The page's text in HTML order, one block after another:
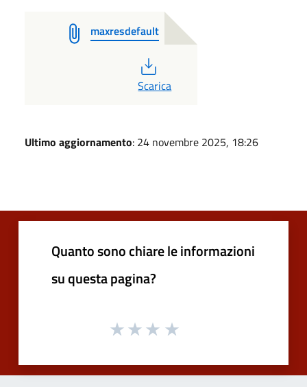
maxresdefault
PDF
Scarica
Ultimo aggiornamento: 24 novembre 2025, 18:26
Quanto sono chiare le informazioni
su questa pagina?